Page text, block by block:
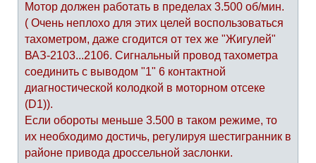
Мотор должен работать в пределах 3.500 об/мин.
( Очень неплохо для этих целей воспользоваться
тахометром, даже сгодится от тех же "Жигулей"
ВАЗ-2103...2106. Сигнальный провод тахометра
соединить с выводом "1" 6 контактной
диагностической колодкой в моторном отсеке
(D1)).
Если обороты меньше 3.500 в таком режиме, то
их необходимо достичь, регулируя шестигранник в
районе привода дроссельной заслонки.